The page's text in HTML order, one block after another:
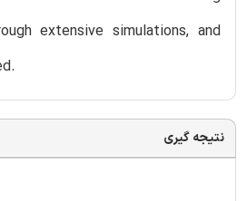
extensive simulations, and
نتیجه گیری